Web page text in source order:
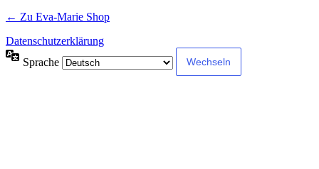
← Zu Eva-Marie Shop
Datenschutzerklärung
Sprache